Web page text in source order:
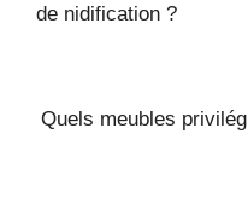
de nidification ?
Quels meubles